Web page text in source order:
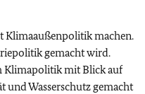
Klimaaußenpolitik machen.
gemacht wird.
Klimapolitik mit Blick auf
Wasserschutz gemacht